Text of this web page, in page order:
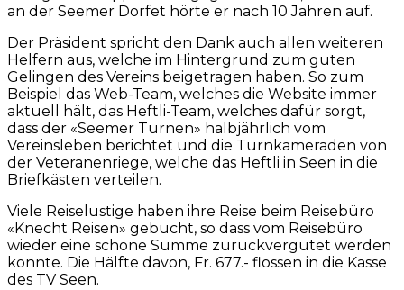
an der Seemer Dorfet hörte er nach 10 Jahren auf.
Der Präsident spricht den Dank auch allen weiteren
Helfern aus, welche im Hintergrund zum guten
Gelingen des Vereins beigetragen haben. So zum
Beispiel das Web-Team, welches die Website immer
aktuell hält, das Heftli-Team, welches dafür sorgt,
dass der «Seemer Turnen» halbjährlich vom
Vereinsleben berichtet und die Turnkameraden von
der Veteranenriege, welche das Heftli in Seen in die
Briefkästen verteilen.
Viele Reiselustige haben ihre Reise beim Reisebüro
«Knecht Reisen» gebucht, so dass vom Reisebüro
wieder eine schöne Summe zurückvergütet werden
konnte. Die Hälfte davon, Fr. 677.- flossen in die Kasse
des TV Seen.